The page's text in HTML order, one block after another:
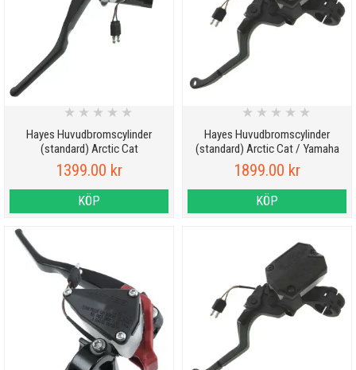
Hayes Huvudbromscylinder
(standard) Arctic Cat
★ ★ ★ ★ ★
1399.00 kr
KÖP
Hayes Huvudbromscylinder
(standard) Arctic Cat / Yamaha
★ ★ ★ ★ ★
1899.00 kr
KÖP